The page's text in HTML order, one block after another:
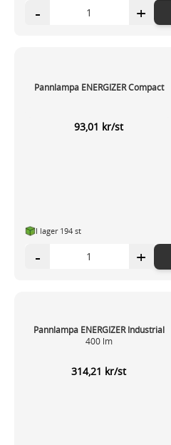
- +
Pannlampa ENERGIZER Compact
93,01 kr/st
I lager 194 st
- +
Pannlampa ENERGIZER Industrial
400 lm
314,21 kr/st